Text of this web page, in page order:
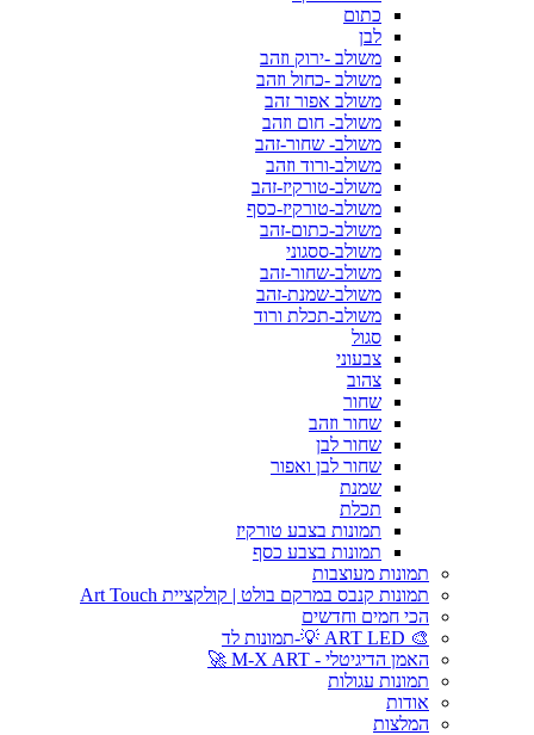
כתום
לבן
משולב -ירוק וזהב
משולב -כחול וזהב
משולב אפור זהב
משולב- חום וזהב
משולב- שחור-זהב
משולב-ורוד וזהב
משולב-טורקיז-זהב
משולב-טורקיז-כסף
משולב-כתום-זהב
משולב-ססגוני
משולב-שחור-זהב
משולב-שמנת-זהב
משולב-תכלת ורוד
סגול
צבעוני
צהוב
שחור
שחור וזהב
שחור לבן
שחור לבן ואפור
שמנת
תכלת
תמונות בצבע טורקיז
תמונות בצבע כסף
תמונות מעוצבות
תמונות קנבס במרקם בולט | קולקציית Art Touch
הכי חמים וחדשים
🎨 ART LED 💡-תמונות לד
האמן הדיגיטלי - M-X ART 🚀
תמונות עגולות
אודות
המלצות